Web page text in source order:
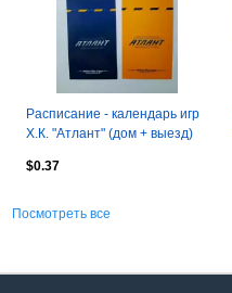
Расписание - календарь игр
Х.К. "Атлант" (дом + выезд)
$0.37
Посмотреть все